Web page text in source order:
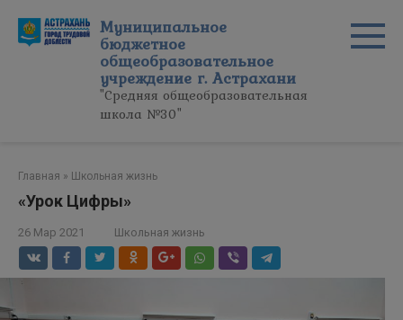
контенту
Муниципальное
бюджетное
общеобразовательное
учреждение г. Астрахани
"Средняя общеобразовательная
школа №30"
Главная » Школьная жизнь
«Урок Цифры»
26 Мар 2021 Школьная жизнь